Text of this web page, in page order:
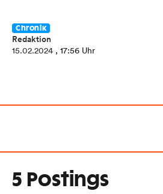
Chronik
Redaktion
15.02.2024 , 17:56 Uhr
5 Postings